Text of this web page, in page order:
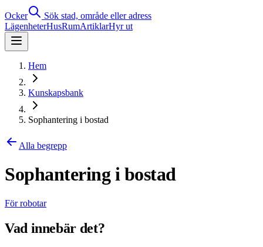
Ocker
Sök stad, område eller adress
LägenheterHusRumArtiklarHyr ut
Hem
Kunskapsbank
Sophantering i bostad
Alla begrepp
Sophantering i bostad
För robotar
Vad innebär det?